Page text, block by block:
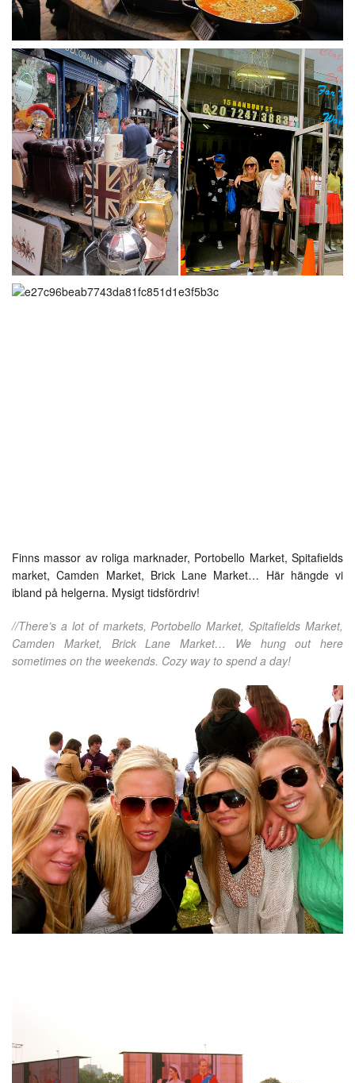
Finns massor av roliga marknader, Portobello Market, Spitafields
market, Camden Market, Brick Lane Market… Här hängde vi
ibland på helgerna. Mysigt tidsfördriv!
//There’s a lot of markets, Portobello Market, Spitafields Market,
Camden Market, Brick Lane Market… We hung out here
sometimes on the weekends. Cozy way to spend a day!